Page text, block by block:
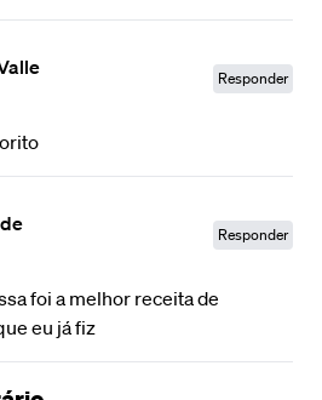
Responder
Responder
foi a melhor receita de
eu já fiz